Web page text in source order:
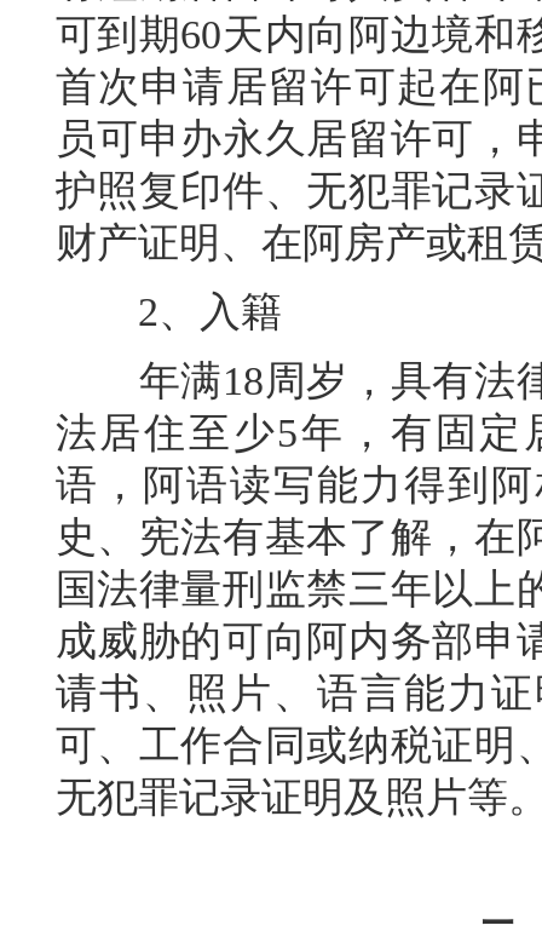
可到期60天内向阿边境和
首次申请居留许可起在
员可申办永久居留许可，
护照复印件、无犯罪记录
财产证明、在阿房产或租
2、入籍
年满18周岁，具有法
法居住至少5年，有固
语，阿语读写能力得到
史、宪法有基本了解，在
国法律量刑监禁三年以上
成威胁的可向阿内务部申
请书、照片、语言能力
可、工作合同或纳税证明
无犯罪记录证明及照片等